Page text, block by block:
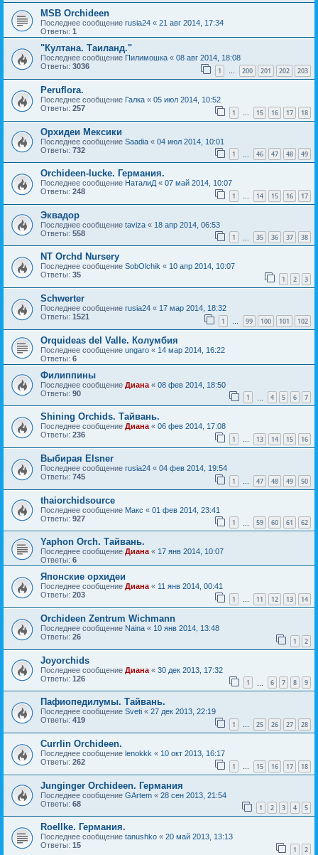
MSB Orchideen
Последнее сообщение rusia24 « 21 авг 2014, 17:34
Ответы: 1
"Култана. Таиланд."
Последнее сообщение Пилимошка « 08 авг 2014, 18:08
Ответы: 3036 1 … 200 201 202 203
Peruflora.
Последнее сообщение Галка « 05 июл 2014, 10:52
Ответы: 257 1 15 16 17 18
Орхидеи Мексики
Последнее сообщение Saadia « 04 июл 2014, 10:01
Ответы: 732 1 46 47 48 49
Orchideen-lucke. Германия.
Последнее сообщение НаталиД « 07 май 2014, 10:07
Ответы: 248 1 … 14 15 16 17
Эквадор
Последнее сообщение taviza « 18 апр 2014, 06:53
Ответы: 558 1 35 36 37 38
NT Orchd Nursery
Последнее сообщение SobOlchik « 10 апр 2014, 10:07
Ответы: 35 1 2 3
Schwerter
Последнее сообщение rusia24 « 17 мар 2014, 18:32
Ответы: 1521 1 … 99 100 101 102
Orquideas del Valle. Колумбия
Последнее сообщение ungaro « 14 мар 2014, 16:22
Ответы: 6
Филиппины
Последнее сообщение Диана « 08 фев 2014, 18:50
Ответы: 90 1 4 5 6 7
Shining Orchids. Тайвань.
Последнее сообщение Диана « 06 фев 2014, 17:08
Ответы: 236 1 … 13 14 15 16
Выбирая Elsner
Последнее сообщение rusia24 « 04 фев 2014, 19:54
Ответы: 745 1 … 47 48 49 50
thaiorchidsource
Последнее сообщение Макс « 01 фев 2014, 23:41
Ответы: 927 1 59 60 61 62
Yaphon Orch. Тайвань.
Последнее сообщение Диана « 17 янв 2014, 10:07
Ответы: 6
Японские орхидеи
Последнее сообщение Диана « 11 янв 2014, 00:41
Ответы: 203 1 … 11 12 13 14
Orchideen Zentrum Wichmann
Последнее сообщение Naina « 10 янв 2014, 13:48
Ответы: 26 1 2
Joyorchids
Последнее сообщение Диана « 30 дек 2013, 17:32
Ответы: 126 1 6 7 8 9
Пафиопедилумы. Тайвань.
Последнее сообщение Sveti « 27 дек 2013, 22:19
Ответы: 419 1 … 25 26 27 28
Currlin Orchideen.
Последнее сообщение lenokkk « 10 окт 2013, 16:17
Ответы: 262 1 15 16 17 18
Junginger Orchideen. Германия
Последнее сообщение GArtem « 28 сен 2013, 21:54
Ответы: 68 1 2 3 4 5
Roellke. Германия.
Последнее сообщение tanushko « 20 май 2013, 13:13
Ответы: 15 1 2